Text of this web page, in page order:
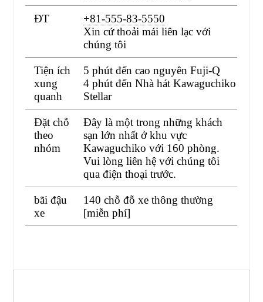
ĐT
+81-555-83-5550
Xin cứ thoải mái liên lạc với
chúng tôi
Tiện ích
xung
quanh
5 phút đến cao nguyên Fuji-Q
4 phút đến Nhà hát Kawaguchiko
Stellar
Đặt chỗ
theo
nhóm
Đây là một trong những khách
sạn lớn nhất ở khu vực
Kawaguchiko với 160 phòng.
Vui lòng liên hệ với chúng tôi
qua điện thoại trước.
bãi đậu
xe
140 chỗ đỗ xe thông thường
[miễn phí]